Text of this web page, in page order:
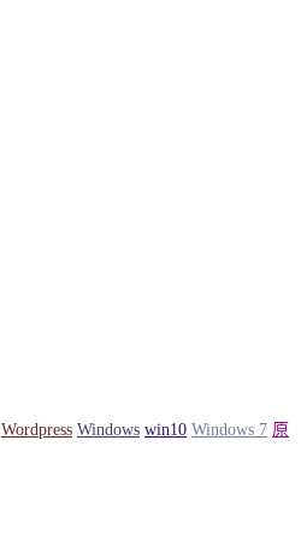
Wordpress Windows win10 Windows 7 原